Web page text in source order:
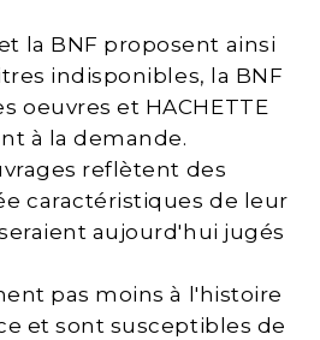
et la BNF proposent ainsi
indisponibles, la BNF
oeuvres et HACHETTE
à la demande.
reflètent des
caractéristiques de leur
aujourd'hui jugés
pas moins à l'histoire
et sont susceptibles de